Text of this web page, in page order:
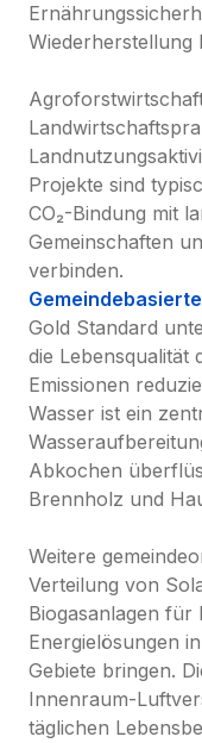
Wiederherstellung
Projekte sind
CO₂-Bindung mit
Gemeinschaften
verbinden.
Gold Standard
die Lebensqualität
Emissionen
Wasser ist ein
Abkochen
Brennholz und
Weitere
Verteilung von
Biogasanlagen für
Energielösungen
Gebiete bringen.
Innenraum-
täglichen